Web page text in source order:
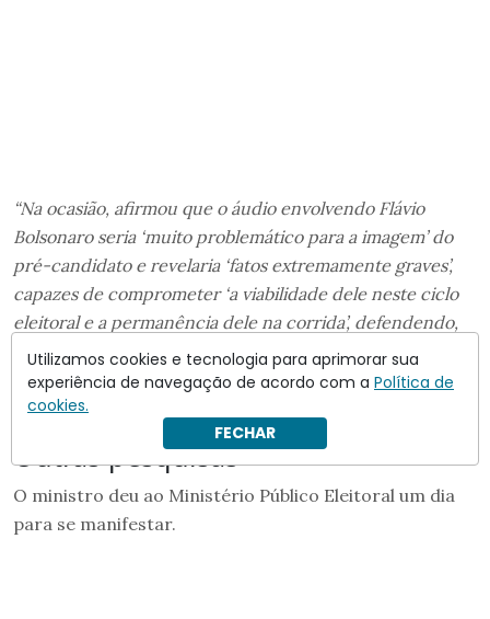
“Na ocasião, afirmou que o áudio envolvendo Flávio
Bolsonaro seria ‘muito problemático para a imagem’ do
pré-candidato e revelaria ‘fatos extremamente graves’,
capazes de comprometer ‘a viabilidade dele neste ciclo
eleitoral e a permanência dele na corrida’, defendendo,
ainda, a formulação das perguntas que associavam
grupos políticos ao denominado ‘esquema de fraudes
financeiras do Banco Master'”
Outras pesquisas
O ministro deu ao Ministério Público Eleitoral um dia
para se manifestar.
Utilizamos cookies e tecnologia para aprimorar sua
experiência de navegação de acordo com a Política de
cookies.
FECHAR